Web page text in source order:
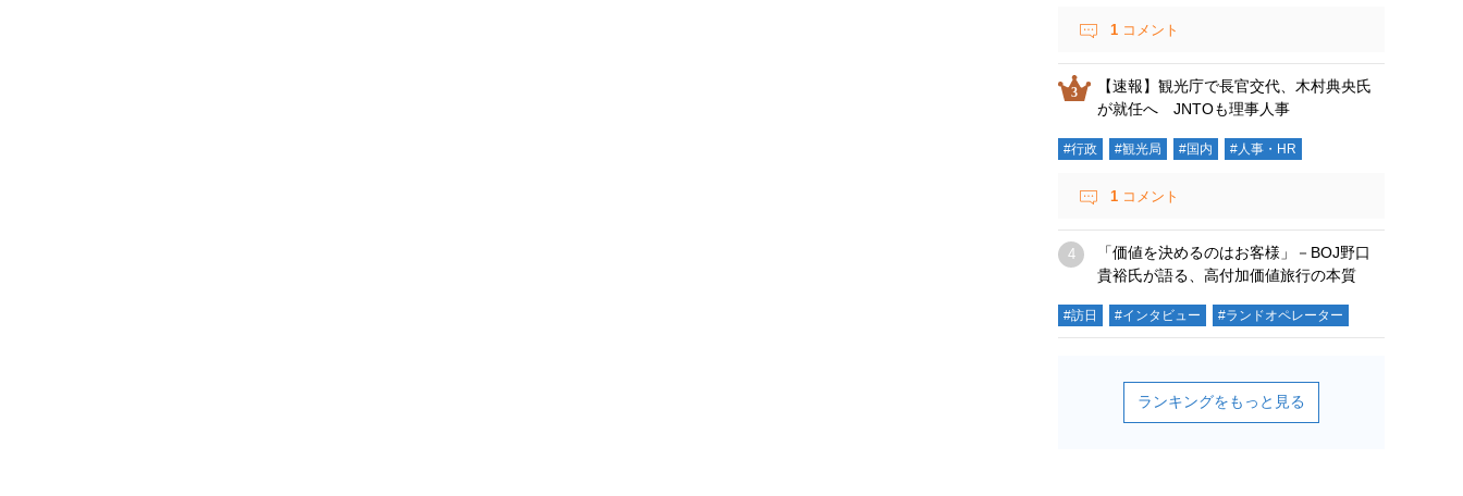
1 コメント
【速報】観光庁で長官交代、木村典央氏
が就任へ JNTOも理事人事
#行政 #観光局 #国内 #人事・HR
1 コメント
「価値を決めるのはお客様」－BOJ野口
貴裕氏が語る、高付加価値旅行の本質
#訪日 #インタビュー #ランドオペレーター